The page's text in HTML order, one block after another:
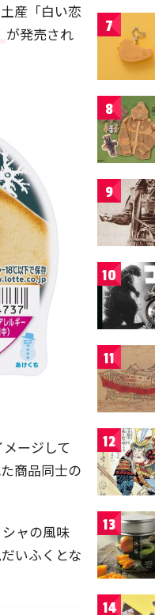
産「白い恋
が発売され
ージして
商品同士の
ャの風味
いふくとな
7
8
9
10
11
12
13
14